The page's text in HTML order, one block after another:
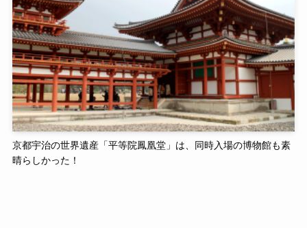
京都宇治の世界遺産「平等院鳳凰堂」は、同時入場の博物館も素
晴らしかった！